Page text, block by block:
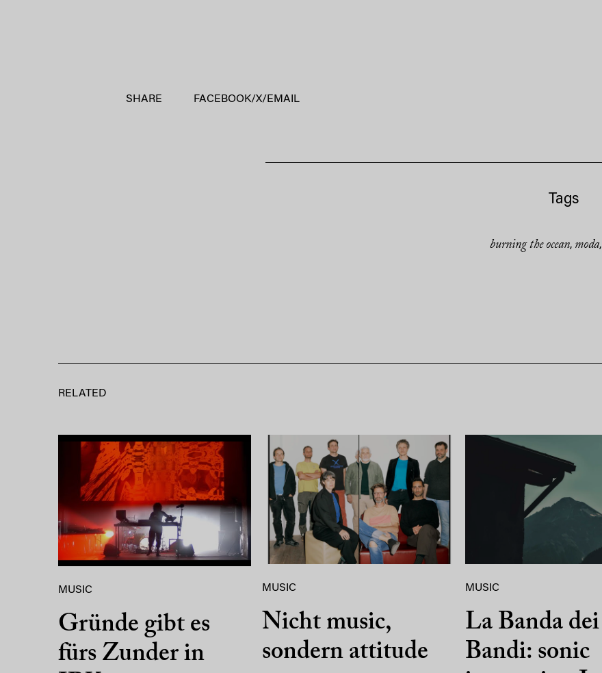
SHARE FACEBOOK/X/ EMAIL
Tags
burning the ocean, moda,
RELATED
MUSIC
Gründe gibt es
fürs Zunder in
MUSIC
Nicht music,
sondern attitude
MUSIC
La Banda dei
Bandi: sonic